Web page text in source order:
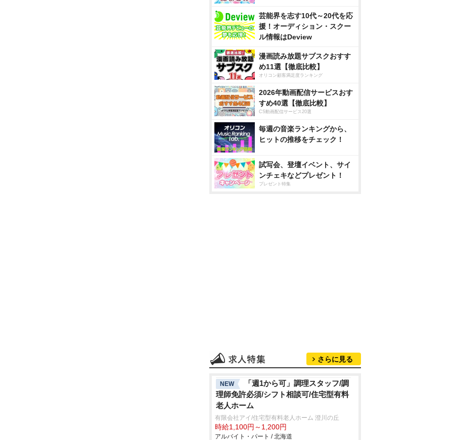
芸能界を志す10代～20代を応
援！オーディション・スクー
ル情報はDeview
漫画読み放題サブスクおすす
め11選【徹底比較】
オリコン顧客満足度ランキング
2026年動画配信サービスおす
すめ40選【徹底比較】
CS動画配信サービス20選
毎週の音楽ランキングから、
ヒットの推移をチェック！
試写会、登壇イベント、サイ
ンチェキなどプレゼント！
プレゼント特集
さらに見る
NEW
「週1から可」調理スタッフ/調
理師免許必須/シフト相談可/住宅型有料
老人ホーム
有限会社アイ/住宅型有料老人ホーム 澄川の丘
時給1,100円～1,200円
アルバイト・パート / 北海道